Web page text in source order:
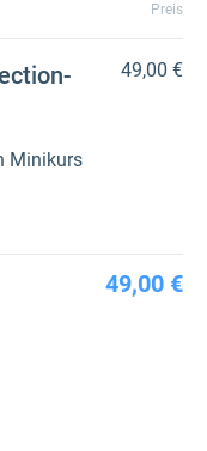
Preis
Minikurs
49,00 €
49,00 €